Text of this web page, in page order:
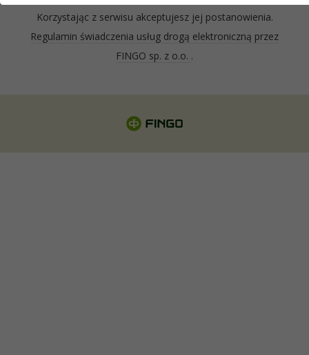
Korzystając z serwisu akceptujesz jej postanowienia.
Regulamin świadczenia usług drogą elektroniczną przez
FINGO sp. z o.o. .